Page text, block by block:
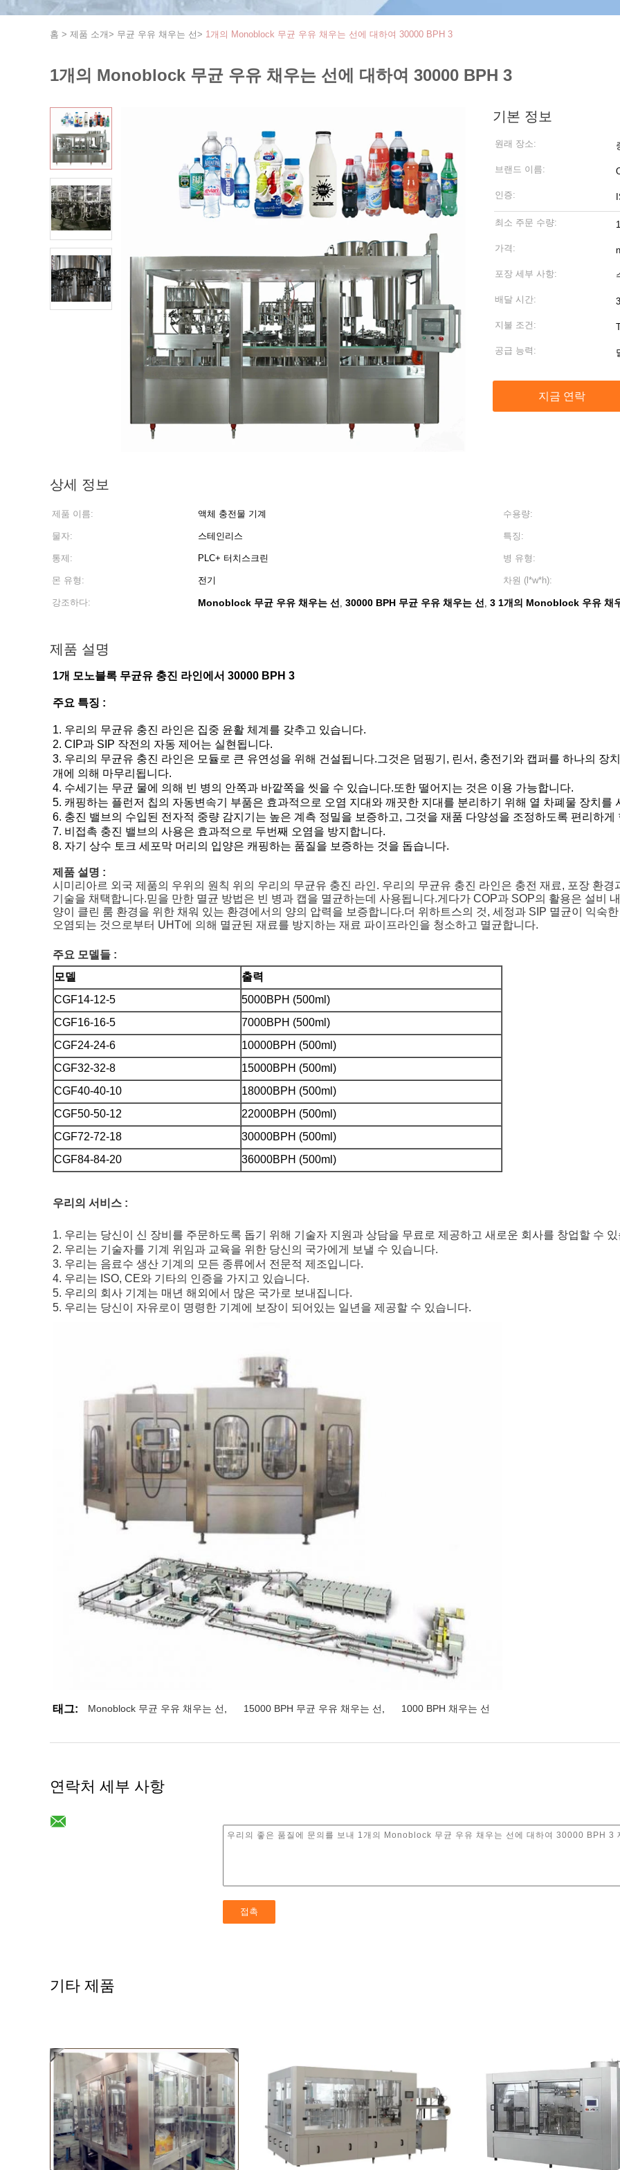
홈 > 제품 소개> 무균 우유 채우는 선> 1개의 Monoblock 무균 우유 채우는 선에 대하여 30000 BPH 3
1개의 Monoblock 무균 우유 채우는 선에 대하여 30000 BPH 3
기본 정보
원래 장소:
브랜드 이름:
인증:
최소 주문 수량:
가격:
포장 세부 사항:
배달 시간:
지불 조건:
공급 능력:
지금 연락
상세 정보
제품 이름: 액체 충전물 기계 수용량:
물자: 스테인리스 특징:
통제: PLC+ 터치스크린 병 유형:
몬 유형: 전기 차원 (l*w*h):
강조하다: Monoblock 무균 우유 채우는 선 , 30000 BPH 무균 우유 채우는 선 , 3 1개의 Monoblock 우유 채
제품 설명
1개 모노블록 무균유 충진 라인에서 30000 BPH 3
주요 특징 :
1. 우리의 무균유 충진 라인은 집중 윤활 체계를 갖추고 있습니다.
2. CIP과 SIP 작전의 자동 제어는 실현됩니다.
3. 우리의 무균유 충진 라인은 모듈로 큰 유연성을 위해 건설됩니다.그것은 덤핑기, 린서, 충전기와 캡퍼를 하나의 장
개에 의해 마무리됩니다.
4. 수세기는 무균 물에 의해 빈 병의 안쪽과 바깥쪽을 씻을 수 있습니다.또한 떨어지는 것은 이용 가능합니다.
5. 캐핑하는 플런저 칩의 자동변속기 부품은 효과적으로 오염 지대와 깨끗한 지대를 분리하기 위해 열 차폐물 장치를
6. 충진 밸브의 수입된 전자적 중량 감지기는 높은 계측 정밀을 보증하고, 그것을 재품 다양성을 조정하도록 편리하게
7. 비접촉 충진 밸브의 사용은 효과적으로 두번째 오염을 방지합니다.
8. 자기 상수 토크 세포막 머리의 입양은 캐핑하는 품질을 보증하는 것을 돕습니다.
제품 설명 :
시미리아르 외국 제품의 우위의 원칙 위의 우리의 무균유 충진 라인. 우리의 무균유 충진 라인은 충전 재료, 포장 환
기술을 채택합니다.믿을 만한 멸균 방법은 빈 병과 캡을 멸균하는데 사용됩니다.게다가 COP과 SOP의 활용은 설비
양이 클린 룸 환경을 위한 채워 있는 환경에서의 양의 압력을 보증합니다.더 위하트스의 것, 세정과 SIP 멸균이 익숙
오염되는 것으로부터 UHT에 의해 멸균된 재료를 방지하는 재료 파이프라인을 청소하고 멸균합니다.
주요 모델들 :
모델
출력
CGF14-12-5
5000BPH (500ml)
CGF16-16-5
7000BPH (500ml)
CGF24-24-6
10000BPH (500ml)
CGF32-32-8
15000BPH (500ml)
CGF40-40-10
18000BPH (500ml)
CGF50-50-12
22000BPH (500ml)
CGF72-72-18
30000BPH (500ml)
CGF84-84-20
36000BPH (500ml)
우리의 서비스 :
1. 우리는 당신이 신 장비를 주문하도록 돕기 위해 기술자 지원과 상담을 무료로 제공하고 새로운 회사를 창업할 수
2. 우리는 기술자를 기계 위임과 교육을 위한 당신의 국가에게 보낼 수 있습니다.
3. 우리는 음료수 생산 기계의 모든 종류에서 전문적 제조입니다.
4. 우리는 ISO, CE와 기타의 인증을 가지고 있습니다.
5. 우리의 회사 기계는 매년 해외에서 많은 국가로 보내집니다.
5. 우리는 당신이 자유로이 명령한 기계에 보장이 되어있는 일년을 제공할 수 있습니다.
태그: Monoblock 무균 우유 채우는 선 15000 BPH 무균 우유 채우는 선 1000 BPH 채우는 선
연락처 세부 사항
기타 제품